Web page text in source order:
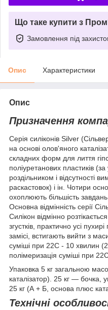
Що таке купити з
Замовлення під
Опис Характеристики
Опис
Призначення
Серія силіконів Silver
на основі олов'яного
складних форм для лиття
поліуретанових пластиків
роздільником і відсутності
раскастовок) і ін. Чотири
охоплюють більшість
Основна відмінність серії
Силікон відмінно
згустків, практично усі
замісі, встигають вийти з
суміші при 22С - 10 хвилин
полімеризація суміші при
Упаковка 5 кг загальною
каталізатор). 25 кг — бочка,
25 кг (А + Б, основа плюс
Технічні